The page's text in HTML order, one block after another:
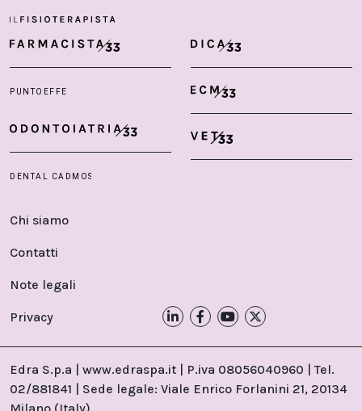
Chi siamo
Contatti
Note legali
Privacy
Edra S.p.a | www.edraspa.it | P.iva 08056040960 | Tel.
02/881841 | Sede legale: Viale Enrico Forlanini 21, 20134